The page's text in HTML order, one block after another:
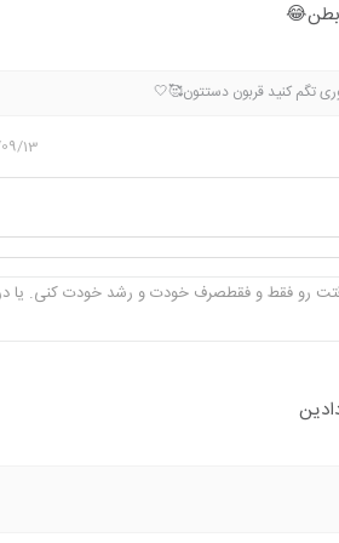
تگم کنید قربون دستتون🥰🤍
13
وقتت رو فقط و فقطصرف خودت و رشد خودت کنی. یا